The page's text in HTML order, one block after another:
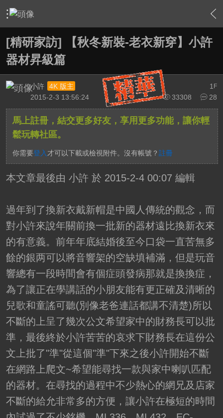
› 家庭劇院 › HD.Club 精研家訪特搜隊 › 內容
[精研家訪] 【秋冬新裝-老衣新穿】小許
器材昇級篇
1 F
小許
4K 版主
33308
28
2015-2-3 13:56:24
馬上註冊，結交更多好友，享用更多功能，讓你輕
鬆玩轉社區。
你需要登入 才可以下載或檢視附件。沒有帳號？ 註冊
本文章最後由 小許 於 2015-2-4 00:07 編輯
過年到了換新衣戴新帽是中國人傳統的觀念，而
對小許來說年關前換一批新的器材遠比換新衣來
的有意義。前年年底結婚後至今口袋一直苦無多
餘的銀两可以將音響架的空缺填補滿，但是玩音
響總有一段時間會有個症頭發病那就是換換症，
為了讓正在學講話的小朋友能有更正確及清晰的
兒歌和童謠可聽(別像老爸連話都講不清楚)所以
不斷的上呈了幾次公文希望家中的財務長可以批
準，最後終於小許苦苦的哀求下財務長在這份公
文上批了"準"從這個"準"下來之後小許開始不斷
在網路上爬文~希望能尋找一款與家中喇叭匹配
的器材。在尋找的過程中不少熱心的網兄及店家
不斷的給允非常多的方便，讓小許在極短的時間